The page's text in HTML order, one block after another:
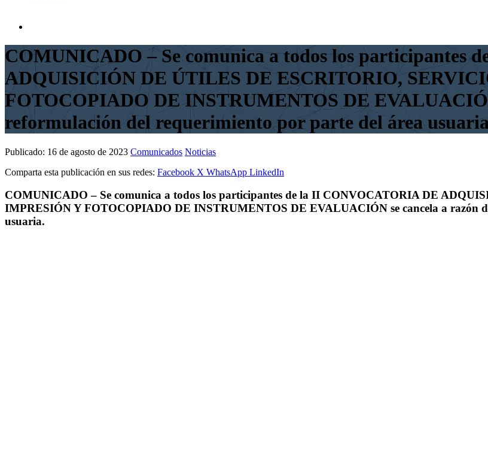
COMUNICADO – Se comunica a todos los participantes
ADQUISICIÓN DE ÚTILES DE ESCRITORIO,
FOTOCOPIADO DE INSTRUMENTOS DE
reformulación del requerimiento por parte del área
Publicado: 16 de agosto de 2023 Comunicados Noticias
Comparta esta publicación en sus redes: Facebook X WhatsApp LinkedIn
COMUNICADO – Se comunica a todos los participantes de la II CONVOCATORIA DE
IMPRESIÓN Y FOTOCOPIADO DE INSTRUMENTOS DE EVALUACIÓN se cancela a razón
usuaria.